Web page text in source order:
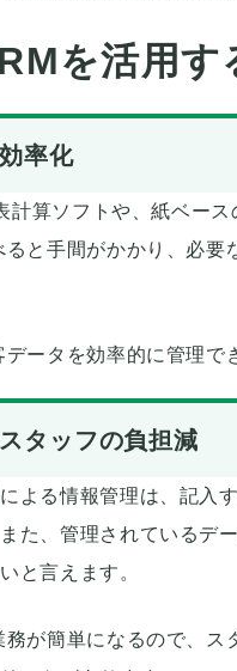
を活用す
率化
計算ソフトや、紙ベー
ると手間がかかり、必
ータを効率的に管理で
タッフの負担減
よる情報管理は、記入
た、管理されているデ
と言えます。
が簡単になるので、